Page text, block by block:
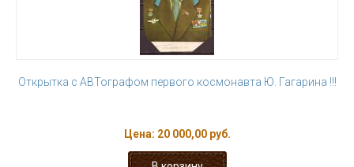
Открытка с АВТографом первого космонавта Ю. Гагарина !!!
Цена: 20 000,00 руб.